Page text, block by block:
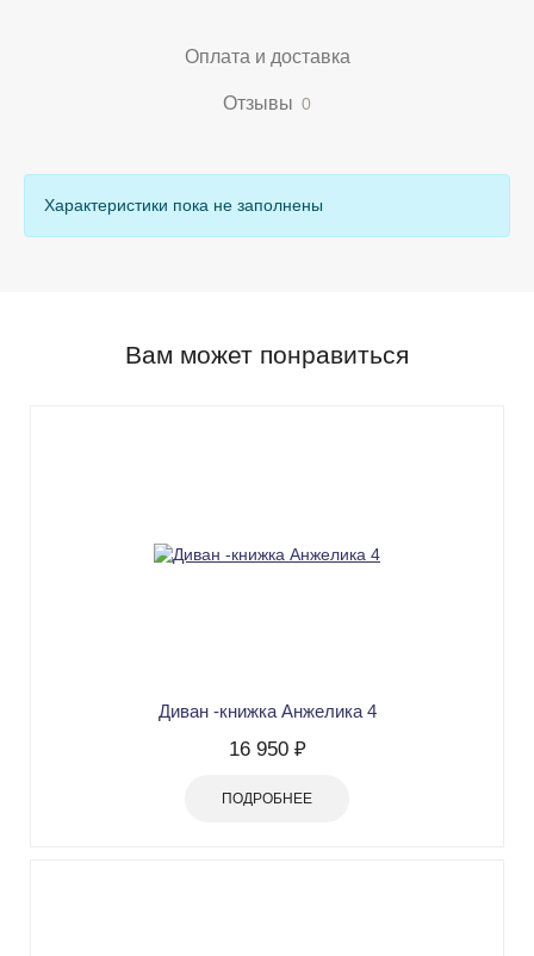
Оплата и доставка
Отзывы 0
Характеристики пока не заполнены
Вам может понравиться
Диван -книжка Анжелика 4
16 950 ₽
ПОДРОБНЕЕ